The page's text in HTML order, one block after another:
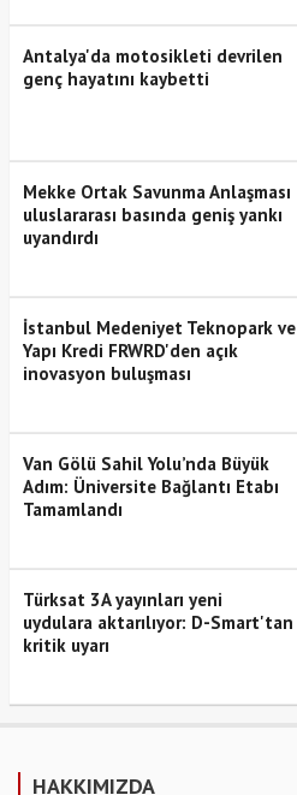
Antalya'da motosikleti devrilen
genç hayatını kaybetti
Mekke Ortak Savunma Anlaşması
uluslararası basında geniş yankı
uyandırdı
İstanbul Medeniyet Teknopark ve
Yapı Kredi FRWRD'den açık
inovasyon buluşması
Van Gölü Sahil Yolu’nda Büyük
Adım: Üniversite Bağlantı Etabı
Tamamlandı
Türksat 3A yayınları yeni
uydulara aktarılıyor: D-Smart'tan
kritik uyarı
HAKKIMIZDA